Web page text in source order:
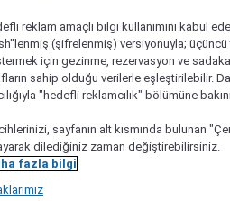
reklam amaçlı bilgi kullanımını kabul
(şifrelenmiş) versiyonuyla;
için gezinme, rezervasyon ve
sahip olduğu verilerle eşleştirilebilir.
"hedefli reklamcılık" bölümüne
sayfanın alt kısmında bulunan
dilediğiniz zaman değiştirebilirsiniz.
fazla bilgi